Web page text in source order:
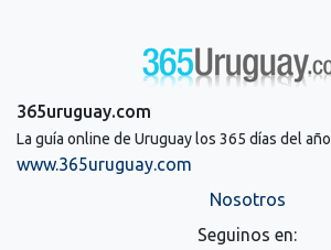
365uruguay.com
La guía online de Uruguay los 365 días del año
www.365uruguay.com
Nosotros
Seguinos en: